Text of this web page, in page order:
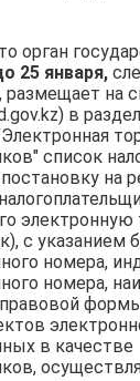
орган
25 января,
на
в
список
на
электронную
с указанием
номера,
номера,
в качестве